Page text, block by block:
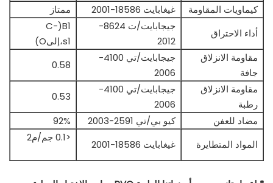
كيماويات المقاومة
غيغابايت 18586-2001
ممتاز
أداء الاحتراق
جيجابايت/ت 8624-
2012
B1(C-
s1،إلىO)
مقاومة الانزلاق
جافة
جيجابايت/تي 4100-
2006
0.58
مقاومة الانزلاق
رطبة
جيجابايت/تي 4100-
2006
0.53
مضاد للعفن
كيو بي/تي 2591-2003
92%
المواد المتطايرة
غيغابايت 18586-2001
<0.1 جم/م2